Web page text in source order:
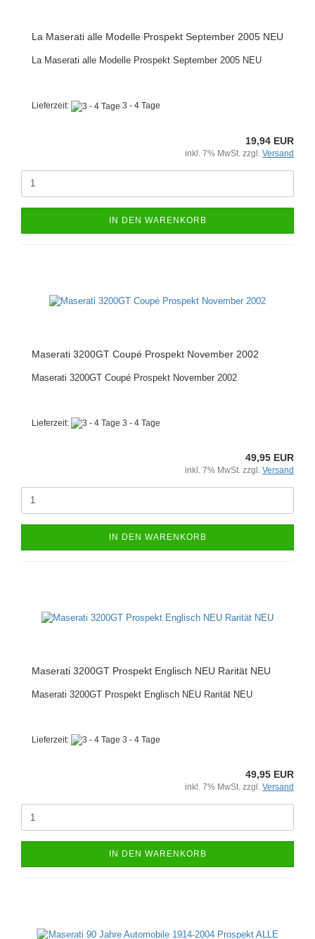
La Maserati alle Modelle Prospekt September 2005 NEU
La Maserati alle Modelle Prospekt September 2005 NEU
Lieferzeit: 3 - 4 Tage
19,94 EUR
inkl. 7% MwSt. zzgl. Versand
IN DEN WARENKORB
Maserati 3200GT Coupé Prospekt November 2002
Maserati 3200GT Coupé Prospekt November 2002
Lieferzeit: 3 - 4 Tage
49,95 EUR
inkl. 7% MwSt. zzgl. Versand
IN DEN WARENKORB
Maserati 3200GT Prospekt Englisch NEU Rarität NEU
Maserati 3200GT Prospekt Englisch NEU Rarität NEU
Lieferzeit: 3 - 4 Tage
49,95 EUR
inkl. 7% MwSt. zzgl. Versand
IN DEN WARENKORB